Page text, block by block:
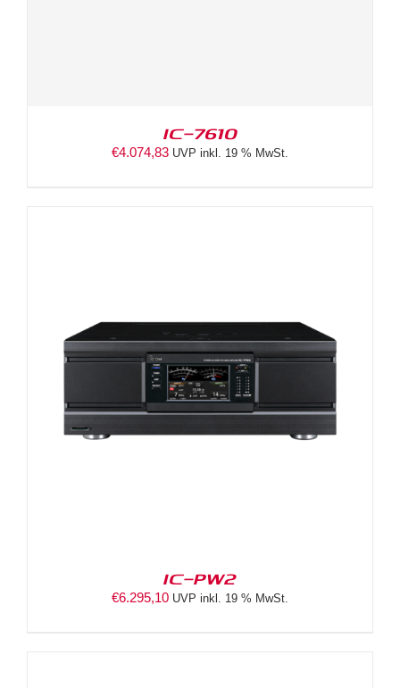
IC-7610
€4.074,83 UVP inkl. 19 % MwSt.
IC-PW2
€6.295,10 UVP inkl. 19 % MwSt.